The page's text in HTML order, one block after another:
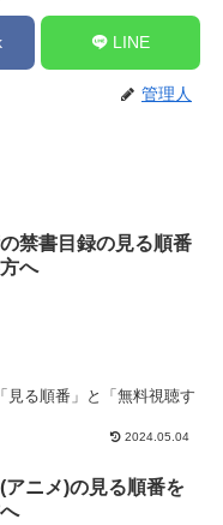
LINE
管理人
禁書目録の見る順番
へ
見る順番」と「無料視聴す
2024.05.04
アニメ)の見る順番を